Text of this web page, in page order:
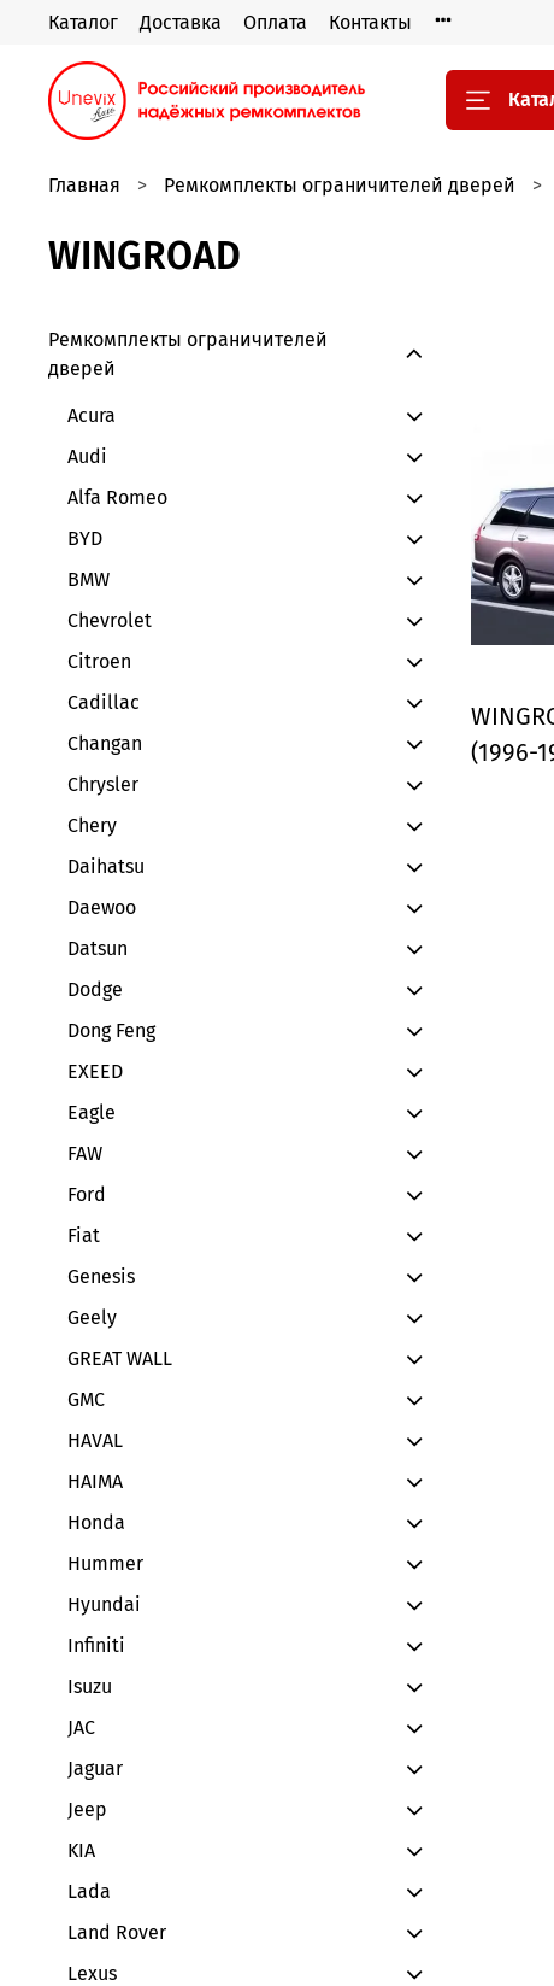
Каталог Доставка Оплата Контакты
Главная Ремкомплекты ограничителей дверей
WINGROAD
(1996-
Ремкомплекты ограничителей
дверей
Acura
Audi
Alfa Romeo
BYD
BMW
Chevrolet
Citroen
Cadillac
Changan
Chrysler
Chery
Daihatsu
Daewoo
Datsun
Dodge
Dong Feng
EXEED
Eagle
FAW
Ford
Fiat
Genesis
Geely
GREAT WALL
GMC
HAVAL
HAIMA
Honda
Hummer
Hyundai
Infiniti
Isuzu
JAC
Jaguar
Jeep
KIA
Lada
Land Rover
Lexus